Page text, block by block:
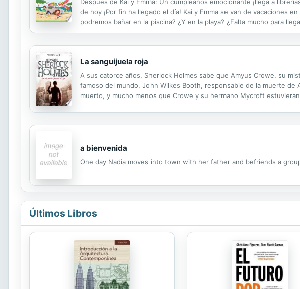
de hoy ¡Por fin ha llegado el día! Kai y Emma se van de vacaciones
podremos bañar en la piscina? ¿Y en la playa? ¿Falta mucho para
que niños y niñas no podrán dejar de reír, y padres y madres se
La sanguijuela roja
A sus catorce años, Sherlock Holmes sabe que Amyus Crowe, su
famoso del mundo, John Wilkes Booth, responsable de la muerte
muerto, y mucho menos que Crowe y su hermano Mycroft
a bienvenida
One day Nadia moves into town with her father and befriends a
Últimos Libros